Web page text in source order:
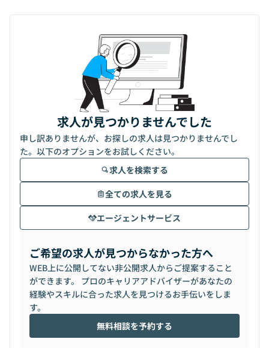
求人が見つかりませんでした
申し訳ありませんが、お探しの求人は見つかりませんでし
た。以下のオプションをお試しください。
求人を検索する
全ての求人を見る
エージェントサービス
ご希望の求人が見つからなかった方へ
WEB上に公開してない非公開求人からご提案すること
ができます。 プロのキャリアアドバイザーがあなたの
経験やスキルに合った求人を見つけるお手伝いをしま
す。
無料相談を予約する